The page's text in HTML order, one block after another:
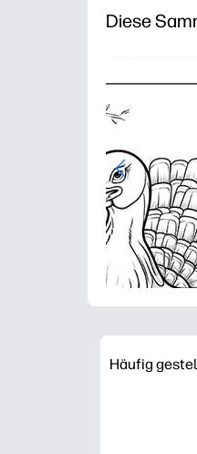
Diese
Häufig